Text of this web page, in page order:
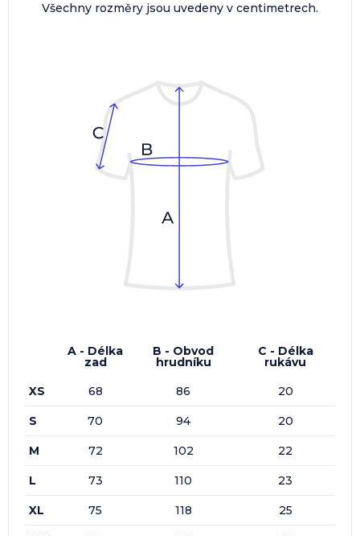
Všechny rozměry jsou uvedeny v centimetrech.
A - Délka
zad
B - Obvod
hrudníku
C - Délka
rukávu
XS
68 86 20
S 70 94 20
M 72 102 22
L 73 110 23
XL 75 118 25